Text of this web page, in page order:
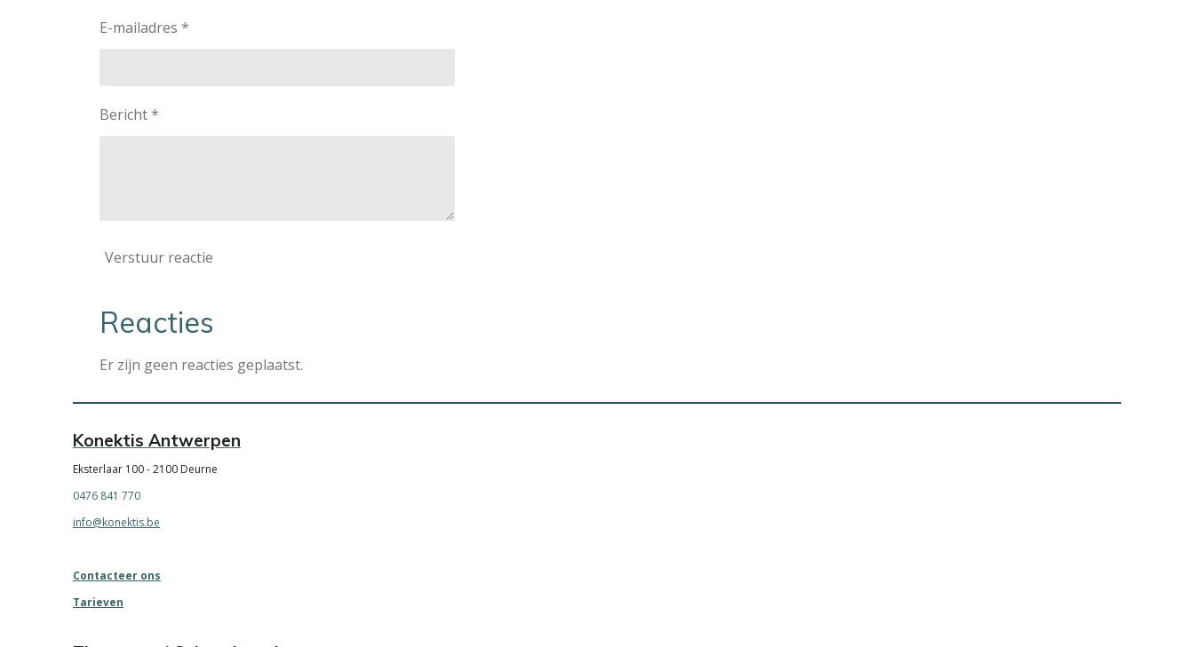
E-mailadres *
Bericht *
Verstuur reactie
Reacties
Er zijn geen reacties geplaatst.
Konektis Antwerpen
Eksterlaar 100 - 2100 Deurne
0476 841 770
info@konektis.be
Contacteer ons
Tarieven